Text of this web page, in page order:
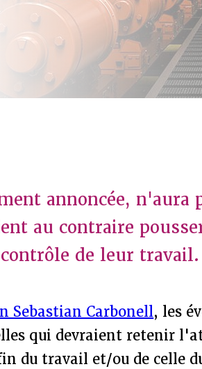
annoncée, n'aura
au contraire
de leur travail.
Sebastian Carbonell, les
qui devraient retenir
du travail et/ou de celle